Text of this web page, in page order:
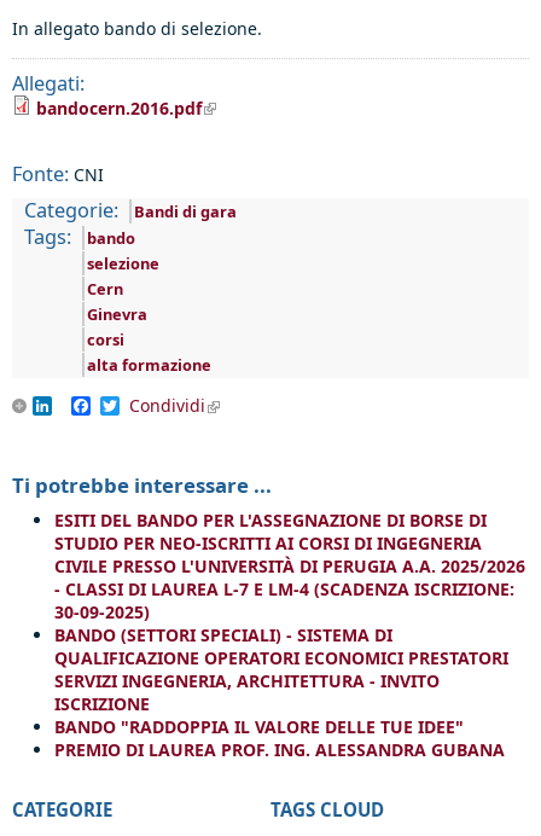
In allegato bando di selezione.
Allegati:
bandocern.2016.pdf(link is external)
Fonte: CNI
Categorie: Bandi di gara
Tags:
bando
selezione
Cern
Ginevra
corsi
alta formazione
LinkedInFacebook
Twitter
Condividi(link is external)
Ti potrebbe interessare ...
ESITI DEL BANDO PER L'ASSEGNAZIONE DI BORSE DI
STUDIO PER NEO-ISCRITTI AI CORSI DI INGEGNERIA
CIVILE PRESSO L'UNIVERSITÀ DI PERUGIA A.A. 2025/2026
- CLASSI DI LAUREA L-7 E LM-4 (SCADENZA ISCRIZIONE:
30-09-2025)
BANDO (SETTORI SPECIALI) - SISTEMA DI
QUALIFICAZIONE OPERATORI ECONOMICI PRESTATORI
SERVIZI INGEGNERIA, ARCHITETTURA - INVITO
ISCRIZIONE
BANDO "RADDOPPIA IL VALORE DELLE TUE IDEE"
PREMIO DI LAUREA PROF. ING. ALESSANDRA GUBANA
CATEGORIE TAGS CLOUD